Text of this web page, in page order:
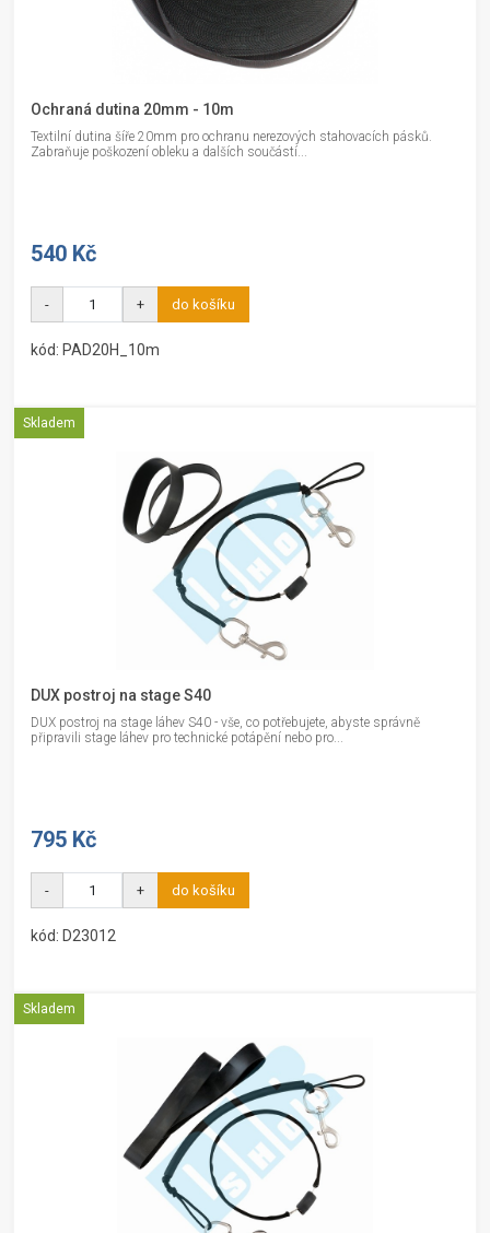
Ochraná dutina 20mm - 10m
Textilní dutina šíře 20mm pro ochranu nerezových stahovacích pásků.
Zabraňuje poškození obleku a dalších součástí...
540 Kč
- + do košíku
kód: PAD20H_10m
Skladem
DUX postroj na stage S40
DUX postroj na stage láhev S40 - vše, co potřebujete, abyste správně
připravili stage láhev pro technické potápění nebo pro...
795 Kč
- + do košíku
kód: D23012
Skladem